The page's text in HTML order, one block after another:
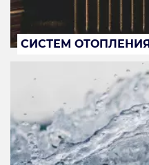
СИСТЕМ ОТОПЛЕНИЯ